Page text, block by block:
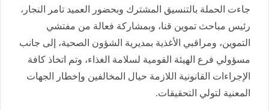
جاءت الحملة بالتنسيق المشترك وبحضور العميد تامر النجار،
رئيس مباحث تموين قنا، وبمشاركة فعالة من مفتشي
التموين، ومراقبي الأغذية بمديرية الشؤون الصحية، إلى جانب
مسؤولي فرع الهيئة القومية لسلامة الغذاء، وتم اتخاذ كافة
الإجراءات القانونية اللازمة حيال المخالفين وإخطار الجهات
المعنية لتولي التحقيقات.